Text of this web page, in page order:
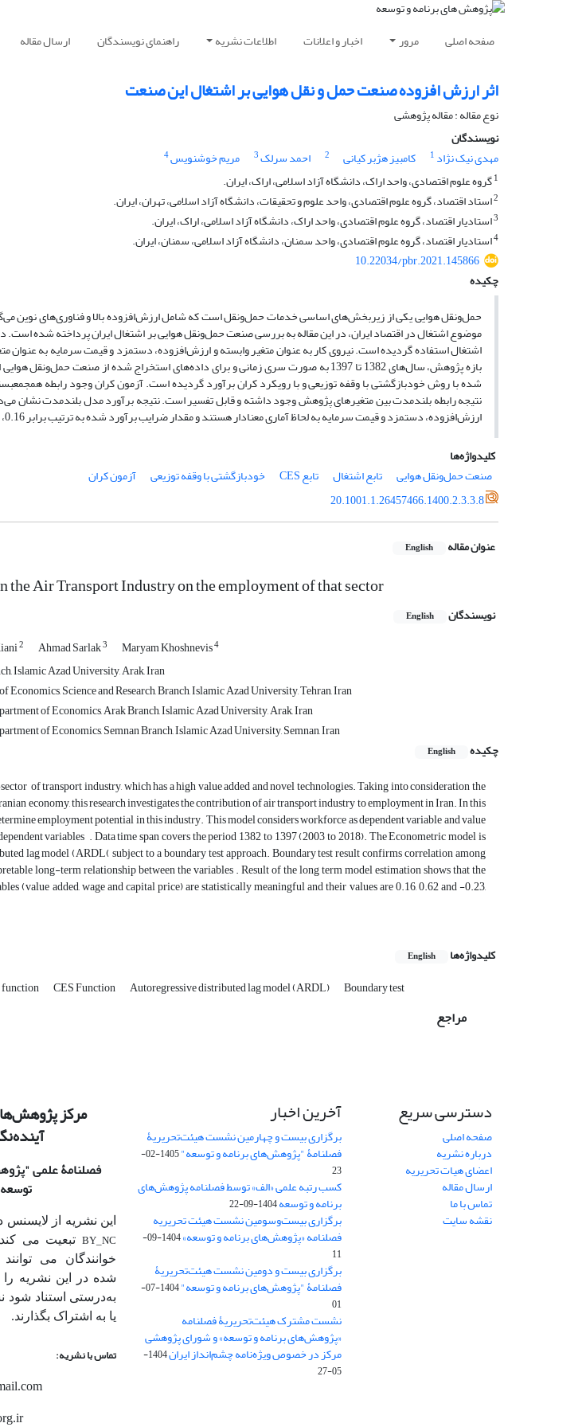
صفحه اصلی مرور اخبار و اعلانات اطلاعات نشریه راهنمای نویسندگان ارسال مقاله
اثر ارزش افزوده صنعت حمل و نقل هوایی بر اشتغال این صنعت
نوع مقاله : مقاله پژوهشی
نویسندگان
مهدی نیک نژاد 1 کامبیز هژبر کیانی 2 احمد سرلک3 مریم خوشنویس4
1گروه علوم اقتصادی، واحد اراک، دانشگاه آزاد اسلامی، اراک، ایران.
2استاد اقتصاد، گروه علوم اقتصادی، واحد علوم و تحقیقات، دانشگاه آزاد اسلامی، تهران، ایران.
3استادیار اقتصاد، گروه علوم اقتصادی، واحد اراک، دانشگاه آزاد اسلامی، اراک، ایران.
4استادیار اقتصاد، گروه علوم اقتصادی، واحد سمنان، دانشگاه آزاد اسلامی، سمنان، ایران.
10.22034/pbr.2021.145866
چکیده
حمل‌ونقل هوایی یکی از زیربخش‌های اساسی خدمات حمل‌ونقل است که شامل ارزش‌افزوده بالا و فناوری‌های نوین
اشتغال استفاده گردیده است. نیروی کار به عنوان متغیر وابسته و ارزش‌افزوده، دستمزد و قیمت سرمایه به
بازه پژوهش، سال‌های 1382 تا 1397 به صورت سری زمانی و برای داده‌های استخراج شده از صنعت
شده با روش خودبازگشتی با وقفه توزیعی و با رویکرد کران برآورد گردیده است. آزمون کران وجود رابطه
نتیجه رابطه بلندمدت بین متغیرهای پژوهش وجود داشته و قابل تفسیر است. نتیجه برآورد مدل بلندمدت نشان
ارزش‌افزوده، دستمزد و قیمت سرمایه به لحاظ آماری معنادار هستند و مقدار ضرایب برآورد شده به ترتیب برابر 0.16، 0.62 و 0.23- است.
کلیدواژه‌ها
صنعت حمل‌ونقل هوایی
تابع اشتغال تابع CES خودبازگشتی با وقفه توزیعی
آزمون کران
20.1001.1.26457466.1400.2.3.3.8
عنوان مقاله English
the Air Transport Industry on the employment of that sector
نویسندگان English
2 Ahmad Sarlak3 Maryam Khoshnevis4
Islamic Azad University, Arak, Iran
Science and Research, Branch, Islamic Azad University, Tehran, Iran
of Economics, Arak Branch, Islamic Azad University, Arak, Iran
of Economics, Semnan Branch, Islamic Azad University, Semnan, Iran
چکیده
English
of transport industry, which has a high value added and novel technologies. Taking into consideration the
economy, this research investigates the contribution of air transport industry to employment in Iran. In this
employment potential in this industry. This model considers workforce as dependent variable and value
variables . Data time span covers the period 1382 to 1397 (2003 to 2018). The Econometric model is
lag model (ARDL( subject to a boundary test approach. Boundary test result confirms correlation among
long-term relationship between the variables . Result of the long term model estimation shows that the
(value added, wage and capital price) are statistically meaningful and their values are 0.16, 0.62 and -0.23,
کلیدواژه‌ها English
CES Function Autoregressive distributed lag model (ARDL) Boundary test
مراجع
دسترسی سریع
صفحه اصلی
درباره نشریه
اعضای هیات تحریریه
ارسال مقاله
تماس با ما
نقشه سایت
آخرین اخبار
برگزاری بیست و چهارمین نشست هیئت‌تحریریۀ
فصلنامۀ "پژوهش‌های برنامه و توسعه"
1405-02-
23
کسب رتبه علمی «الف» توسط فصلنامه پژوهش‌های
برنامه و توسعه1404-09-22
برگزاری بیست‌وسومین نشست هیئت‌ تحریریه
فصلنامه «پژوهش‌های برنامه و توسعه»
1404-09-
11
برگزاری بیست و دومین نشست هیئت‌تحریریۀ
فصلنامۀ "پژوهش‌های برنامه و توسعه"
1404-07-
01
نشست مشترک هیئت‌تحریریۀ فصلنامه
«پژوهش‌های برنامه و توسعه» و شورای پژوهشی
مرکز در خصوص ویژه‌نامه چشم‌انداز ایران
1404-
05-27
مرکز
فصلنامۀ علمی
این نشریه از
BY_NCتبعیت می
خوانندگان می
شده در این نشریه
به‌درستی استناد شود
یا به اشتراک بگذارند.
تماس با نشریه: